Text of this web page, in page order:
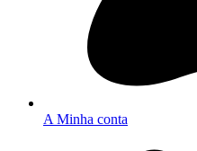
A Minha conta